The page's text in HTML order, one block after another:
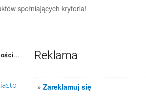
spełniających kryteria!
Reklama
»Zareklamuj się